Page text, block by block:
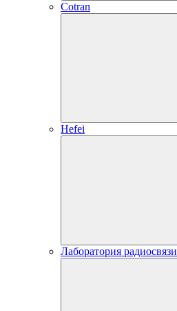
Cotran
Hefei
Лаборатория радиосвязи